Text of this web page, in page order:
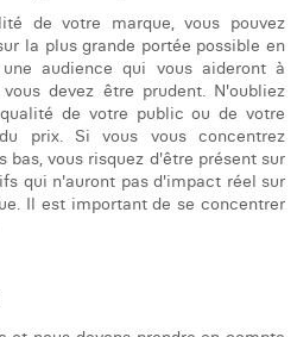
de votre marque, vous pouvez
la plus grande portée possible en
audience qui vous aideront à
devez être prudent. N'oubliez
de votre public ou de votre
prix. Si vous vous concentrez
bas, vous risquez d'être présent sur
qui n'auront pas d'impact réel sur
Il est important de se concentrer